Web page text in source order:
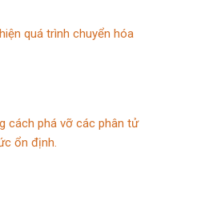
quá trình chuyển hóa
cách phá vỡ các phân tử
ổn định.